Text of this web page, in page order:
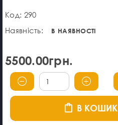
Код: 290
Наявність:
В НАЯВНОСТІ
5500.00грн.
В КОШИК